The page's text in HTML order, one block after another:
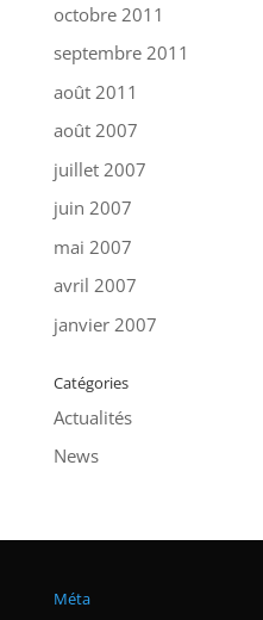
octobre 2011
septembre 2011
août 2011
août 2007
juillet 2007
juin 2007
mai 2007
avril 2007
janvier 2007
Catégories
Actualités
News
Méta